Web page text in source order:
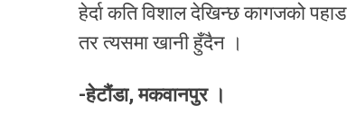
हेर्दा कति विशाल देखिन्छ कागजको पहाड
तर त्यसमा खानी हुँदैन ।
-हेटौंडा, मकवानपुर ।